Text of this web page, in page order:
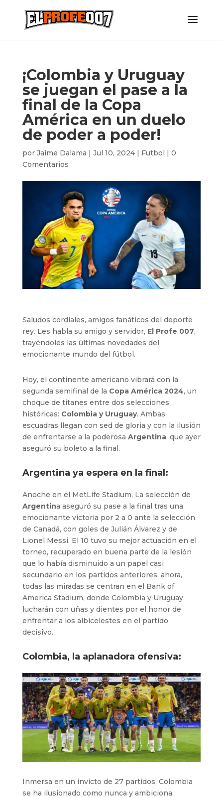
¡Colombia y Uruguay
se juegan el pase a la
final de la Copa
América en un duelo
de poder a poder!
por Jaime Dalama | Jul 10, 2024| Futbol | 0
Comentarios
Saludos cordiales, amigos fanáticos del deporte
rey. Les habla su amigo y servidor, El Profe 007,
trayéndoles las últimas novedades del
emocionante mundo del fútbol.
Hoy, el continente americano vibrará con la
segunda semifinal de la Copa América 2024, un
choque de titanes entre dos selecciones
históricas: Colombia y Uruguay. Ambas
escuadras llegan con sed de gloria y con la ilusión
de enfrentarse a la poderosa Argentina, que ayer
aseguró su boleto a la final.
Argentina ya espera en la final:
Anoche en el MetLife Stadium, La selección de
Argentina aseguró su pase a la final tras una
emocionante victoria por 2 a 0 ante la selección
de Canadá, con goles de Julián Álvarez y de
Lionel Messi. El 10 tuvo su mejor actuación en el
torneo, recuperado en buena parte de la lesión
que lo había disminuido a un papel casi
secundario en los partidos anteriores, ahora,
todas las miradas se centran en el Bank of
America Stadium, donde Colombia y Uruguay
lucharán con uñas y dientes por el honor de
enfrentar a los albicelestes en el partido
decisivo.
Colombia, la aplanadora ofensiva:
Inmersa en un invicto de 27 partidos, Colombia
se ha ilusionado como nunca y ambiciona